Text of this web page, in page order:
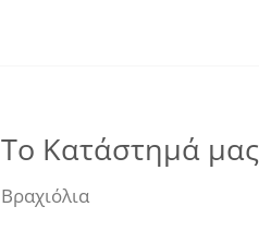
Το Κατάστημά μας
Βραχιόλια